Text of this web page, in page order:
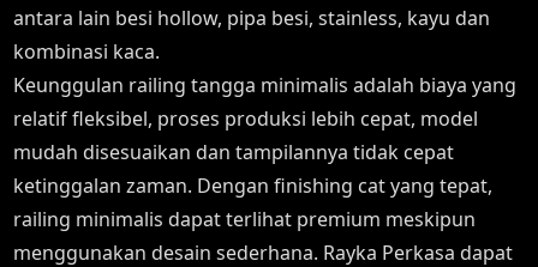
antara lain besi hollow, pipa besi, stainless, kayu dan
kombinasi kaca.
Keunggulan railing tangga minimalis adalah biaya yang
relatif fleksibel, proses produksi lebih cepat, model
mudah disesuaikan dan tampilannya tidak cepat
ketinggalan zaman. Dengan finishing cat yang tepat,
railing minimalis dapat terlihat premium meskipun
menggunakan desain sederhana. Rayka Perkasa dapat